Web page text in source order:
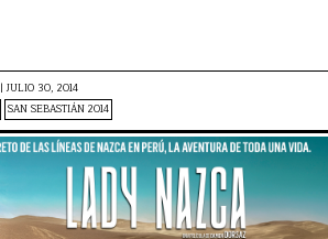
| JULIO 30, 2014
SAN SEBASTIÁN 2014